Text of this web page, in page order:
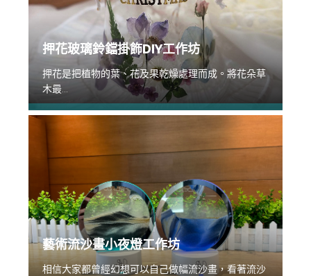
押花玻璃鈴鐺掛飾DIY工作坊
押花是把植物的葉、花及果乾燥處理而成。將花朵草
木最...
藝術流沙畫小夜燈工作坊
相信大家都曾經幻想可以自己做幅流沙畫，看著流沙